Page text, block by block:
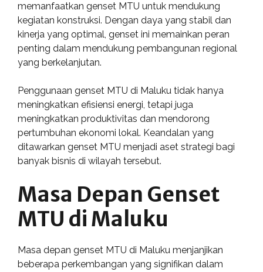
memanfaatkan genset MTU untuk mendukung
kegiatan konstruksi. Dengan daya yang stabil dan
kinerja yang optimal, genset ini memainkan peran
penting dalam mendukung pembangunan regional
yang berkelanjutan.
Penggunaan genset MTU di Maluku tidak hanya
meningkatkan efisiensi energi, tetapi juga
meningkatkan produktivitas dan mendorong
pertumbuhan ekonomi lokal. Keandalan yang
ditawarkan genset MTU menjadi aset strategi bagi
banyak bisnis di wilayah tersebut.
Masa Depan Genset
MTU di Maluku
Masa depan genset MTU di Maluku menjanjikan
beberapa perkembangan yang signifikan dalam